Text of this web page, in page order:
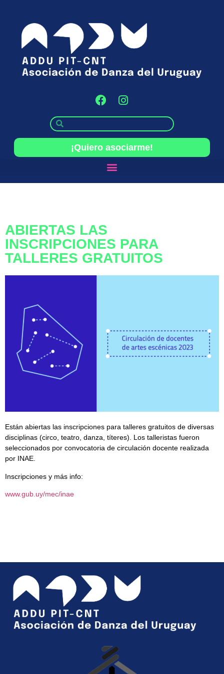
¡Quiero asociarme!
ABIERTAS LAS
INSCRIPCIONES PARA
TALLERES GRATUITOS
Están abiertas las inscripciones para talleres gratuitos de diversas
disciplinas (circo, teatro, danza, títeres). Los talleristas fueron
seleccionados por convocatoria de circulación docente realizada
por INAE.
Inscripciones y más info:
www.gub.uy/mec/inae